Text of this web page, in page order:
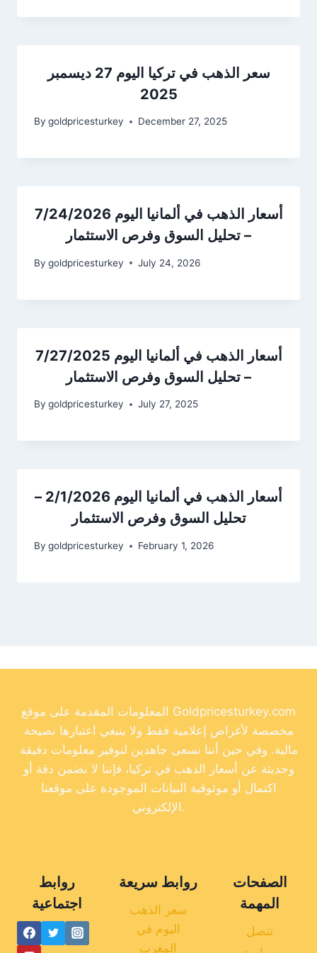
سعر الذهب في تركيا اليوم 27 ديسمبر
2025
By goldpricesturkey December 27, 2025
أسعار الذهب في ألمانيا اليوم 7/24/2026
– تحليل السوق وفرص الاستثمار
By goldpricesturkey July 24, 2026
أسعار الذهب في ألمانيا اليوم 7/27/2025
– تحليل السوق وفرص الاستثمار
By goldpricesturkey July 27, 2025
أسعار الذهب في ألمانيا اليوم 2/1/2026 –
تحليل السوق وفرص الاستثمار
By goldpricesturkey February 1, 2026
المعلومات المقدمة على موقع Goldpricesturkey.com
مخصصة لأغراض إعلامية فقط ولا ينبغي اعتبارها نصيحة
مالية. وفي حين أننا نسعى جاهدين لتوفير معلومات دقيقة
وحديثة عن أسعار الذهب في تركيا، فإننا لا نضمن دقة أو
اكتمال أو موثوقية البيانات الموجودة على موقعنا
الإلكتروني.
روابط
اجتماعية
روابط سريعة
سعر الذهب
اليوم في
المغرب
الصفحات
المهمة
تنصل